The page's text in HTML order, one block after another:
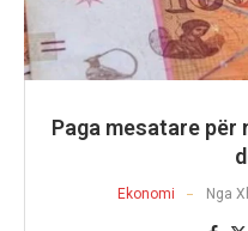
Paga mesatare për
Ekonomi Nga